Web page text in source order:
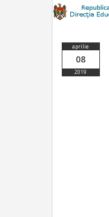
aprilie
08
2019